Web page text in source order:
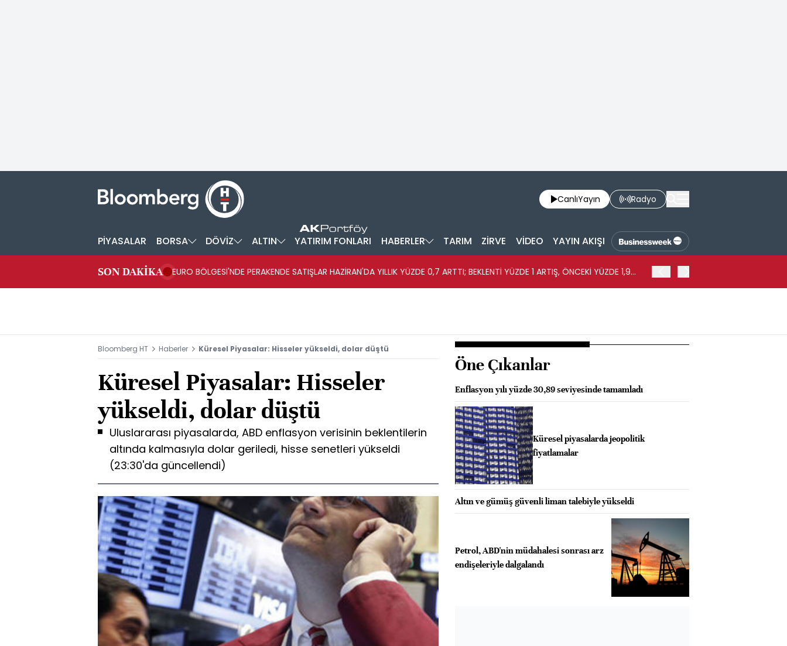
CanlıYayın Radyo
PİYASALAR BORSA DÖVİZ ALTIN YATIRIM FONLARI HABERLER TARIM ZİRVE VİDEO YAYIN AKIŞI
SON DAKİKA
EURO BÖLGESİ'NDE PERAKENDE SATIŞLAR HAZİRAN'DA YILLIK YÜZDE 0,7 ARTTI; BEKLENTİ YÜZDE 1 ARTIŞ, ÖNCEKİ YÜZDE 1,9
Bloomberg HT Haberler Küresel Piyasalar: Hisseler yükseldi, dolar düştü
Küresel Piyasalar: Hisseler
yükseldi, dolar düştü
Uluslararası piyasalarda, ABD enflasyon verisinin beklentilerin
altında kalmasıyla dolar geriledi, hisse senetleri yükseldi
(23:30'da güncellendi)
Öne Çıkanlar
Enflasyon yılı yüzde 30,89 seviyesinde tamamladı
Küresel piyasalarda jeopolitik
fiyatlamalar
Altın ve gümüş güvenli liman talebiyle yükseldi
Petrol, ABD'nin müdahalesi sonrası arz
endişeleriyle dalgalandı